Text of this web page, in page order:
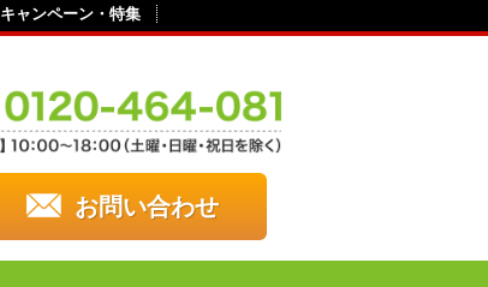
キャンペーン・特集
お問い合わせ